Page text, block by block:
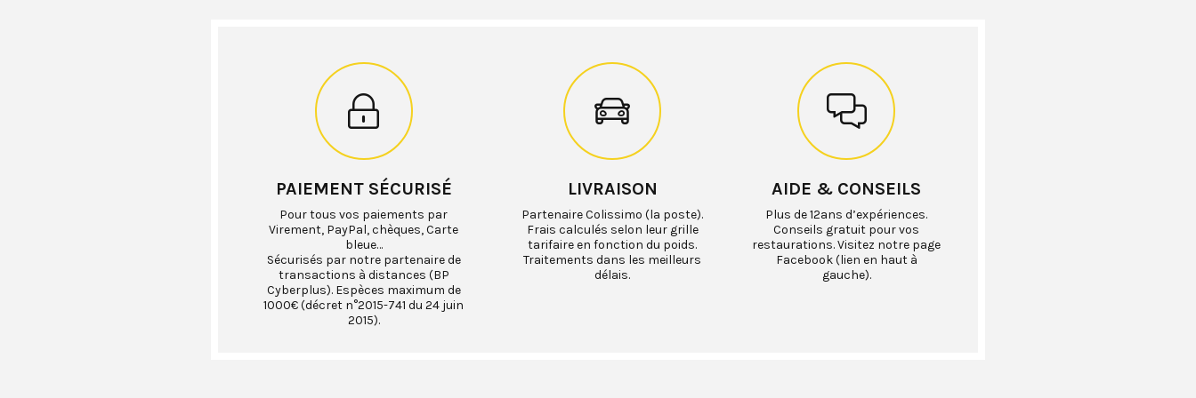
PAIEMENT SÉCURISÉ
Pour tous vos paiements par
Virement, PayPal, chèques, Carte
bleue…
Sécurisés par notre partenaire de
transactions à distances (BP
Cyberplus). Espèces maximum de
1000€ (décret n°2015-741 du 24 juin
2015).
LIVRAISON
Partenaire Colissimo (la poste).
Frais calculés selon leur grille
tarifaire en fonction du poids.
Traitements dans les meilleurs
délais.
AIDE & CONSEILS
Plus de 12ans d’expériences.
Conseils gratuit pour vos
restaurations. Visitez notre page
Facebook (lien en haut à
gauche).